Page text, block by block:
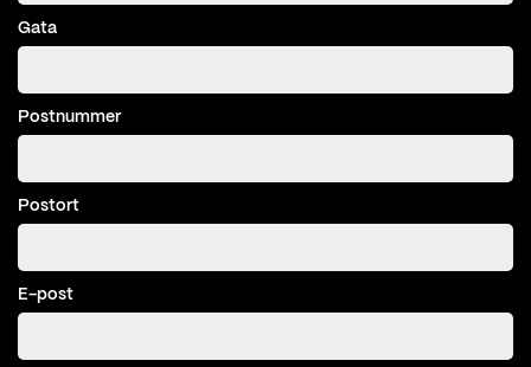
Gata
Postnummer
Postort
E-post